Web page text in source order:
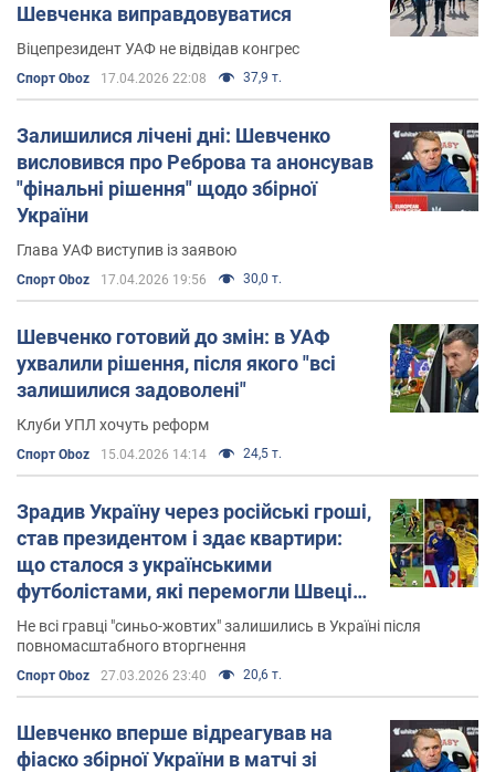
Шевченка виправдовуватися
Віцепрезидент УАФ не відвідав конгрес
Спорт Oboz 17.04.2026 22:08 37,9 т.
Залишилися лічені дні: Шевченко
висловився про Реброва та анонсував
"фінальні рішення" щодо збірної
України
Глава УАФ виступив із заявою
Спорт Oboz 17.04.2026 19:56 30,0 т.
Шевченко готовий до змін: в УАФ
ухвалили рішення, після якого "всі
залишилися задоволені"
Клуби УПЛ хочуть реформ
Спорт Oboz 15.04.2026 14:14 24,5 т.
Зрадив Україну через російські гроші,
став президентом і здає квартири:
що сталося з українськими
футболістами, які перемогли Швецію
на Євро-2012
Не всі гравці "синьо-жовтих" залишились в Україні після
повномасштабного вторгнення
Спорт Oboz 27.03.2026 23:40 20,6 т.
Шевченко вперше відреагував на
фіаско збірної України в матчі зі